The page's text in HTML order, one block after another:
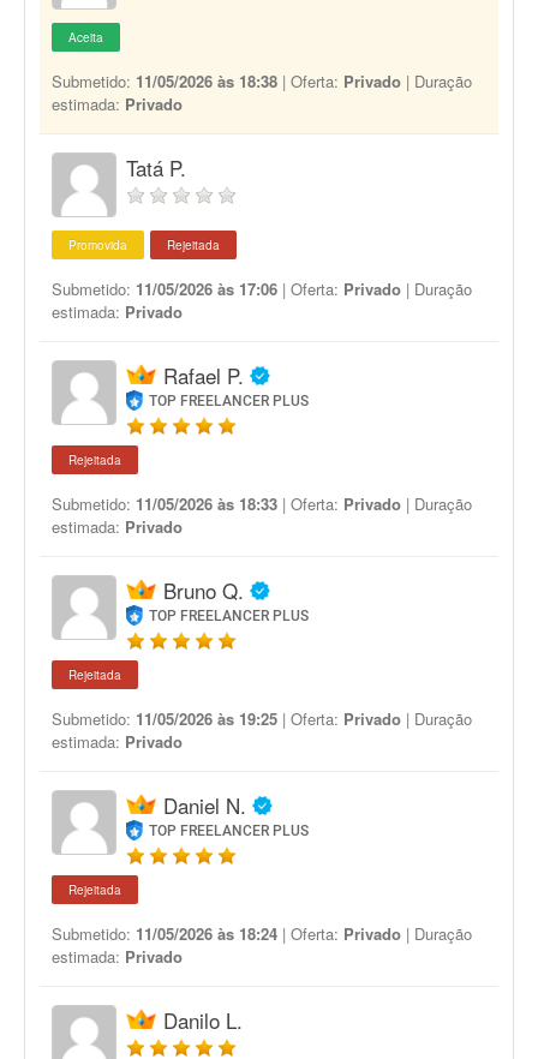
Aceita
Submetido: 11/05/2026 às 18:38 | Oferta: Privado | Duração
estimada: Privado
Tatá P.
Promovida Rejeitada
Submetido: 11/05/2026 às 17:06 | Oferta: Privado | Duração
estimada: Privado
Rafael P.
TOP FREELANCER PLUS
Rejeitada
Submetido: 11/05/2026 às 18:33 | Oferta: Privado | Duração
estimada: Privado
Bruno Q.
TOP FREELANCER PLUS
Rejeitada
Submetido: 11/05/2026 às 19:25 | Oferta: Privado | Duração
estimada: Privado
Daniel N.
TOP FREELANCER PLUS
Rejeitada
Submetido: 11/05/2026 às 18:24 | Oferta: Privado | Duração
estimada: Privado
Danilo L.